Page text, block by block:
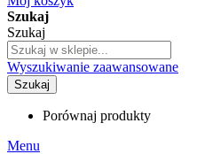
Szukaj
Szukaj
Wyszukiwanie zaawansowane
Szukaj
Porównaj produkty
Menu